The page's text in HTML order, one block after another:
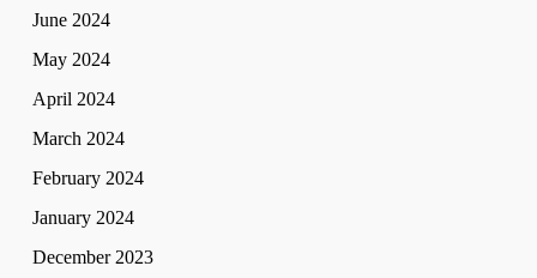
June 2024
May 2024
April 2024
March 2024
February 2024
January 2024
December 2023